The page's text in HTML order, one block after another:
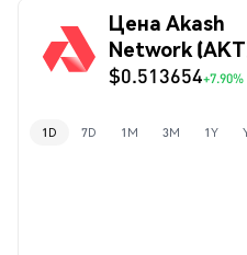
Цена Akash
Network
$0.513654+7.90%
1D 7D 1M 3M 1Y